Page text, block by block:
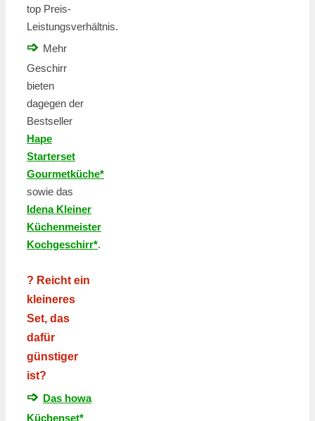
top Preis-
Leistungsverhältnis.
➩ Mehr
Geschirr
bieten
dagegen der
Bestseller
Hape
Starterset
Gourmetküche*
sowie das
Idena Kleiner
Küchenmeister
Kochgeschirr*.
? Reicht ein
kleineres
Set, das
dafür
günstiger
ist?
➩ Das howa
Küchenset*